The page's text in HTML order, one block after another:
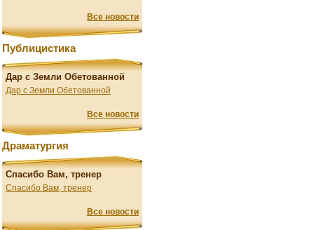
Все новости
Публицистика
Дар с Земли Обетованной
Дар с Земли Обетованной
Все новости
Драматургия
Спасибо Вам, тренер
Спасибо Вам, тренер
Все новости